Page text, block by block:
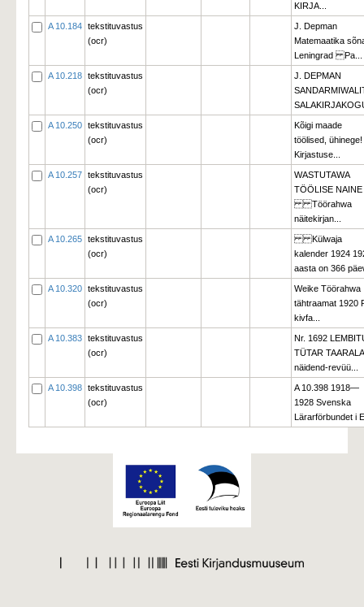
KIRJA...
A 10.184 tekstituvastus
(ocr)
J. Depman
Matemaatika
Leningrad Pa...
A 10.218 tekstituvastus
(ocr)
J. DEPMAN
A 10.250 tekstituvastus
(ocr)
Kõigi maade
töölised,
Kirjastuse...
A 10.257 tekstituvastus
(ocr)
WASTUTAWA
TÖÖLISE NAINE
Töörahwa
näitekirjan...
A 10.265 tekstituvastus
(ocr)
Külwaja
kalender 1924
aasta on 366
A 10.320 tekstituvastus
(ocr)
Weike Töörahwa
tähtraamat 1920
kivfa...
A 10.383 tekstituvastus
(ocr)
Nr. 1692
TÜTAR
näidend-revüü...
A 10.398 tekstituvastus
(ocr)
A 10.398 1918—
1928 Svenska
Lärarförbundet i